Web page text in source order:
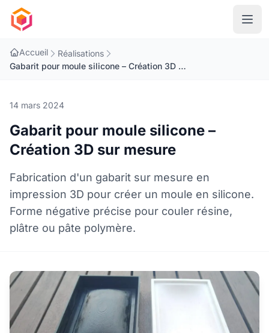
Accueil
Réalisations
Gabarit pour moule silicone – Création 3D sur mesure
14 mars 2024
Gabarit pour moule silicone –
Création 3D sur mesure
Fabrication d'un gabarit sur mesure en
impression 3D pour créer un moule en silicone.
Forme négative précise pour couler résine,
plâtre ou pâte polymère.